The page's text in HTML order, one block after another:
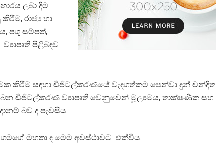
ලබා දීම
රාජ්‍ය හා
පශු සම්පත්,
පිළිබඳව
කිරීම සඳහා ඩිජිටල්කරණයේ වැදගත්කම පෙන්වා දුන් චන්දිත
ඩිජිටල්කරණ ව්‍යාපෘති වෙනුවෙන් මූල්‍යමය, තාක්ෂණික සහ
බව ද පැවසීය.
මහතා ද මෙම අවස්ථාවට එක්විය.